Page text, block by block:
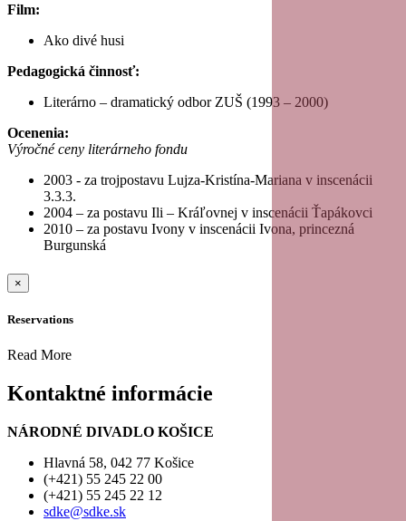
Film:
Ako divé husi
Pedagogická činnosť:
Literárno – dramatický odbor ZUŠ (1993 – 2000)
Ocenenia:
Výročné ceny literárneho fondu
2003 - za trojpostavu Lujza-Kristína-Mariana v inscenácii
3.3.3.
2004 – za postavu Ili – Kráľovnej v inscenácii Ťapákovci
2010 – za postavu Ivony v inscenácii Ivona, princezná
Burgunská
×
Reservations
Read More
Kontaktné informácie
NÁRODNÉ DIVADLO KOŠICE
Hlavná 58, 042 77 Košice
(+421) 55 245 22 00
(+421) 55 245 22 12
sdke@sdke.sk